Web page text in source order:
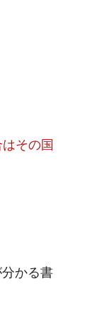
その国
かる書